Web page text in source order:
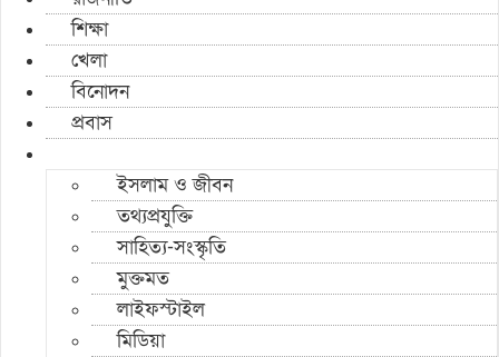
শিক্ষা
খেলা
বিনোদন
প্রবাস
ইসলাম ও জীবন
তথ্যপ্রযুক্তি
সাহিত্য-সংস্কৃতি
মুক্তমত
লাইফস্টাইল
মিডিয়া